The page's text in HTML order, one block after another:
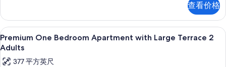
的
所
有
照
with
Large
Terrace
1
更
查看价格
显
示
Premium
高档床上用品、客房内保险箱、免费
9
Premium One Bedroom Apartment with Large Terrace 2
Adults
377 平方英尺